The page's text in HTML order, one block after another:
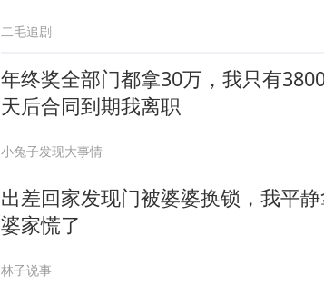
二毛追剧
年终奖全部门都拿30万，我只有
天后合同到期我离职
小兔子发现大事情
出差回家发现门被婆婆换锁，我平
婆家慌了
林子说事